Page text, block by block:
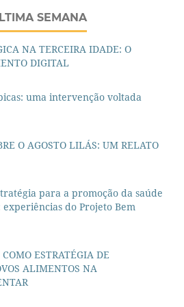
SEMANA
NA TERCEIRA IDADE: O
DIGITAL
uma intervenção voltada
O AGOSTO LILÁS: UM RELATO
para a promoção da saúde
do Projeto Bem
ESTRATÉGIA DE
ALIMENTOS NA